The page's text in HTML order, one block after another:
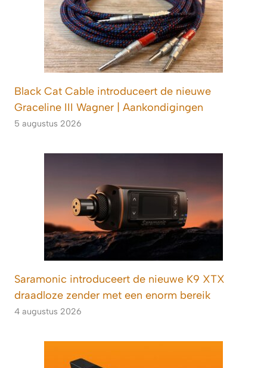
Black Cat Cable introduceert de nieuwe
Graceline III Wagner | Aankondigingen
5 augustus 2026
Saramonic introduceert de nieuwe K9 XTX
draadloze zender met een enorm bereik
4 augustus 2026